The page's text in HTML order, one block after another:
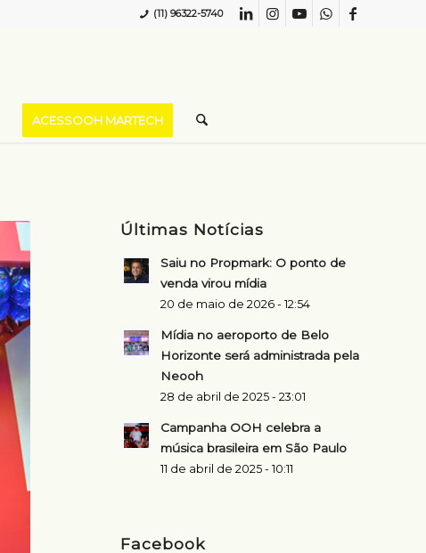
(11) 96322-5740
ACESSOOH MARTECH
Últimas Notícias
Saiu no Propmark: O ponto de
venda virou mídia
20 de maio de 2026 - 12:54
Mídia no aeroporto de Belo
Horizonte será administrada pela
Neooh
28 de abril de 2025 - 23:01
Campanha OOH celebra a
música brasileira em São Paulo
11 de abril de 2025 - 10:11
Facebook